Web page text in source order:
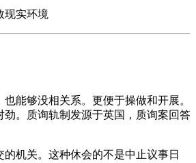
现实环境
够没相关系。更便于操做和开展。
劲。质询轨制发源于英国，质询案回答
机关。这种休会的不是中止议事日